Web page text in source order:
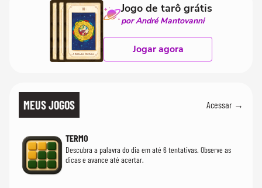
Jogo de tarô grátis
por André Mantovanni
Jogar agora
MEUS JOGOS Acessar →
TERMO
Descubra a palavra do dia em até 6 tentativas. Observe as
dicas e avance até acertar.